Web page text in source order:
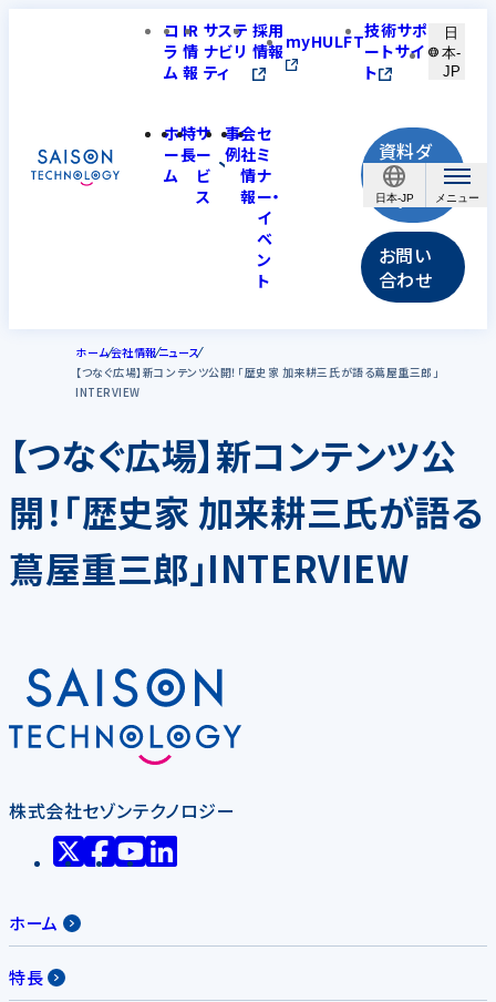
日本-JP
コ
ラ
ム
IR
情
報
サステ
ナビリ
ティ
採用
情報myHULFT技術サポ
ートサイ
ト
日
本-
JP
ホ
ー
ム
特
長
サ
ー
ビ
ス
事
例
会
社
情
報
セ
ミ
ナ
ー・
イ
ベ
ン
ト
資料ダ
ウンロ
ード
お問い
合わせ
ホーム会社情報ニュース
【つなぐ広場】新コンテンツ公開！「歴史家 加来耕三氏が語る蔦屋重三郎」
INTERVIEW
【つなぐ広場】新コンテンツ公
開！「歴史家 加来耕三氏が語る
蔦屋重三郎」INTERVIEW
株式会社セゾンテクノロジー
ホーム
特長